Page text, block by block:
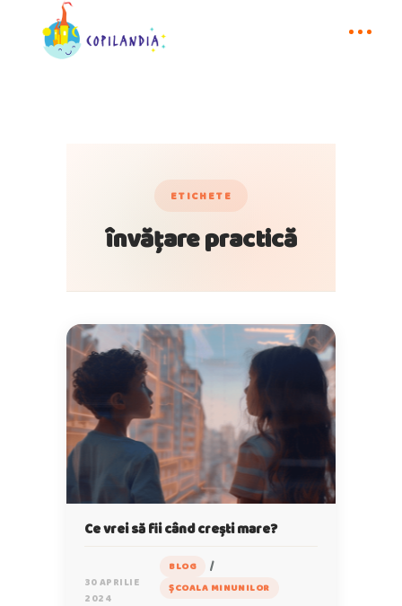
ETICHETE
învățare practică
Ce vrei să fii când crești mare?
30 APRILIE
2024
BLOG /
ȘCOALA MINUNILOR